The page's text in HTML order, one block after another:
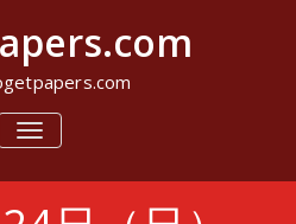
ナ
ビ
シ